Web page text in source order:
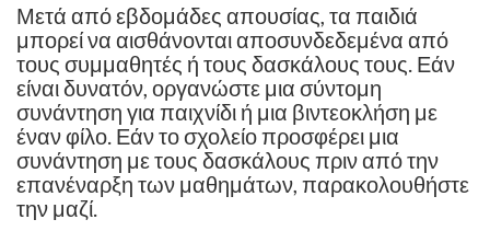
Μετά από εβδομάδες απουσίας, τα παιδιά
μπορεί να αισθάνονται αποσυνδεδεμένα από
τους συμμαθητές ή τους δασκάλους τους. Εάν
είναι δυνατόν, οργανώστε μια σύντομη
συνάντηση για παιχνίδι ή μια βιντεοκλήση με
έναν φίλο. Εάν το σχολείο προσφέρει μια
συνάντηση με τους δασκάλους πριν από την
επανέναρξη των μαθημάτων, παρακολουθήστε
την μαζί.